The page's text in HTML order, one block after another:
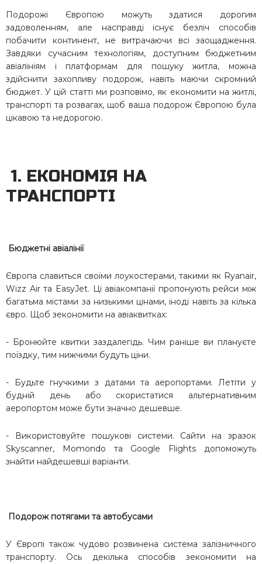
Подорожі Європою можуть здатися дорогим
задоволенням, але насправді існує безліч способів
побачити континент, не витрачаючи всі заощадження.
Завдяки сучасним технологіям, доступним бюджетним
авіалініям і платформам для пошуку житла, можна
здійснити захопливу подорож, навіть маючи скромний
бюджет. У цій статті ми розповімо, як економити на житлі,
транспорті та розвагах, щоб ваша подорож Європою була
цікавою та недорогою.
1. ЕКОНОМІЯ НА
ТРАНСПОРТІ
Бюджетні авіалінії
Європа славиться своїми лоукостерами, такими як Ryanair,
Wizz Air та EasyJet. Ці авіакомпанії пропонують рейси між
багатьма містами за низькими цінами, іноді навіть за кілька
євро. Щоб зекономити на авіаквитках:
- Бронюйте квитки заздалегідь. Чим раніше ви плануєте
поїздку, тим нижчими будуть ціни.
- Будьте гнучкими з датами та аеропортами. Летіти у
будній день або скористатися альтернативним
аеропортом може бути значно дешевше.
- Використовуйте пошукові системи. Сайти на зразок
Skyscanner, Momondo та Google Flights допоможуть
знайти найдешевші варіанти.
Подорож потягами та автобусами
У Європі також чудово розвинена система залізничного
транспорту. Ось декілька способів зекономити на